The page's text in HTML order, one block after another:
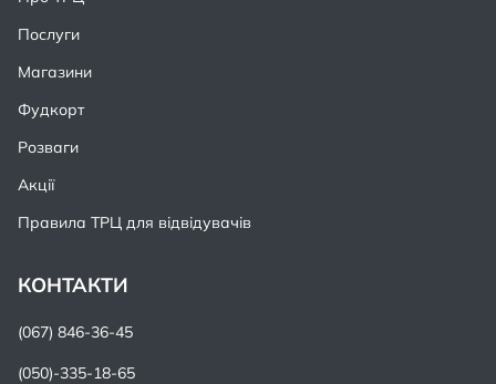
Послуги
Магазини
Фудкорт
Розваги
Акції
Правила ТРЦ для відвідувачів
КОНТАКТИ
(067) 846-36-45
(050)-335-18-65